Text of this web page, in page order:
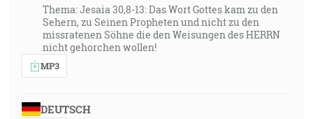
Thema: Jesaia 30,8-13: Das Wort Gottes kam zu den
Sehern, zu Seinen Propheten und nicht zu den
missratenen Söhne die den Weisungen des HERRN
nicht gehorchen wollen!
MP3
DEUTSCH